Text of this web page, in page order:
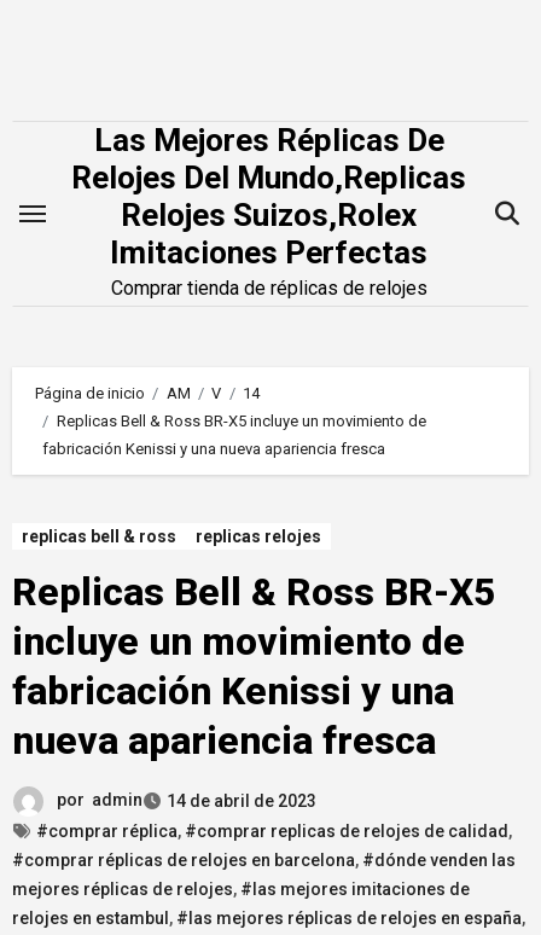
Las Mejores Réplicas De
Relojes Del Mundo,Replicas
Relojes Suizos,Rolex
Imitaciones Perfectas
Comprar tienda de réplicas de relojes
Página de inicio AM V
14
Replicas Bell & Ross BR-X5 incluye un movimiento de
fabricación Kenissi y una nueva apariencia fresca
replicas bell & ross replicas relojes
Replicas Bell & Ross BR-X5
incluye un movimiento de
fabricación Kenissi y una
nueva apariencia fresca
por admin
14 de abril de 2023
#comprar réplica, #comprar replicas de relojes de calidad ,
#comprar réplicas de relojes en barcelona, #dónde venden las
mejores réplicas de relojes, #las mejores imitaciones de
relojes en estambul , #las mejores réplicas de relojes en españa,